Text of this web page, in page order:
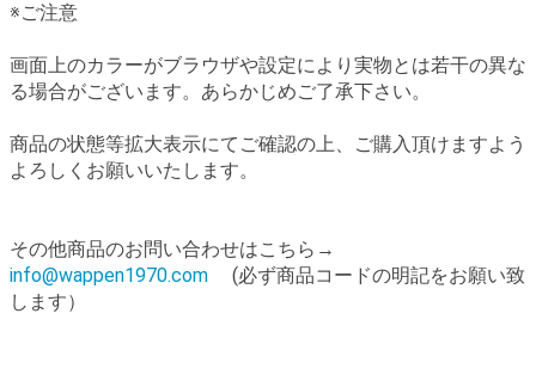
※ご注意
画面上のカラーがブラウザや設定により実物とは若干の異な
る場合がございます。あらかじめご了承下さい。
商品の状態等拡大表示にてご確認の上、ご購入頂けますよう
よろしくお願いいたします。
その他商品のお問い合わせはこちら→
info@wappen1970.com (必ず商品コードの明記をお願い致
します）